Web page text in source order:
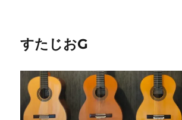
すたじおG